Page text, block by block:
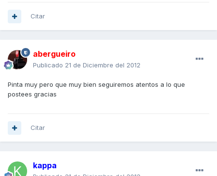
Citar
abergueiro
Publicado 21 de Diciembre del 2012
Pinta muy pero que muy bien seguiremos atentos a lo que
postees gracias
Citar
kappa